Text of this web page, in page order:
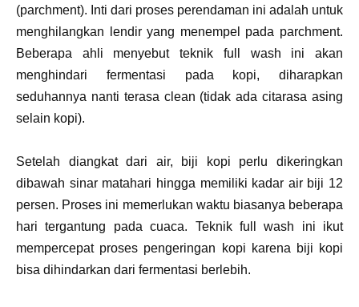
(parchment). Inti dari proses perendaman ini adalah untuk
menghilangkan lendir yang menempel pada parchment.
Beberapa ahli menyebut teknik full wash ini akan
menghindari fermentasi pada kopi, diharapkan
seduhannya nanti terasa clean (tidak ada citarasa asing
selain kopi).
Setelah diangkat dari air, biji kopi perlu dikeringkan
dibawah sinar matahari hingga memiliki kadar air biji 12
persen. Proses ini memerlukan waktu biasanya beberapa
hari tergantung pada cuaca. Teknik full wash ini ikut
mempercepat proses pengeringan kopi karena biji kopi
bisa dihindarkan dari fermentasi berlebih.